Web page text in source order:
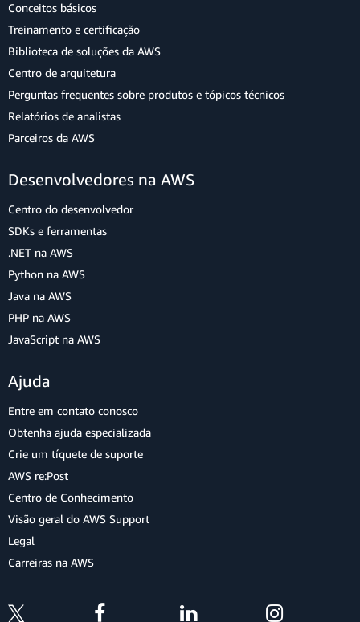
Conceitos básicos
Treinamento e certificação
Biblioteca de soluções da AWS
Centro de arquitetura
Perguntas frequentes sobre produtos e tópicos técnicos
Relatórios de analistas
Parceiros da AWS
Desenvolvedores na AWS
Centro do desenvolvedor
SDKs e ferramentas
.NET na AWS
Python na AWS
Java na AWS
PHP na AWS
JavaScript na AWS
Ajuda
Entre em contato conosco
Obtenha ajuda especializada
Crie um tíquete de suporte
AWS re:Post
Centro de Conhecimento
Visão geral do AWS Support
Legal
Carreiras na AWS